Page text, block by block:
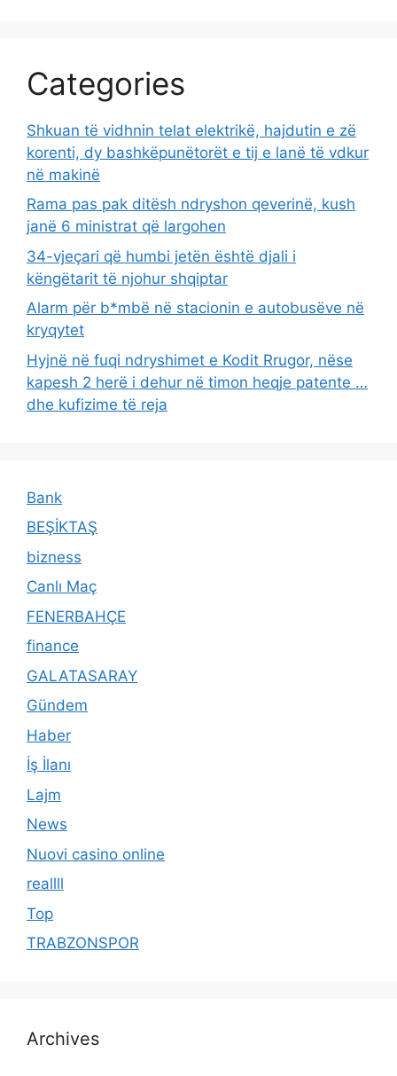
Categories
Shkuan të vidhnin telat elektrikë, hajdutin e zë
korenti, dy bashkëpunëtorët e tij e lanë të vdkur
në makinë
Rama pas pak ditësh ndryshon qeverinë, kush
janë 6 ministrat që largohen
34-vjeçari që humbi jetën është djali i
këngëtarit të njohur shqiptar
Alarm për b*mbë në stacionin e autobusëve në
kryqytet
Hyjnë në fuqi ndryshimet e Kodit Rrugor, nëse
kapesh 2 herë i dehur në timon heqje patente …
dhe kufizime të reja
Bank
BEŞİKTAŞ
bizness
Canlı Maç
FENERBAHÇE
finance
GALATASARAY
Gündem
Haber
İş İlanı
Lajm
News
Nuovi casino online
reallll
Top
TRABZONSPOR
Archives